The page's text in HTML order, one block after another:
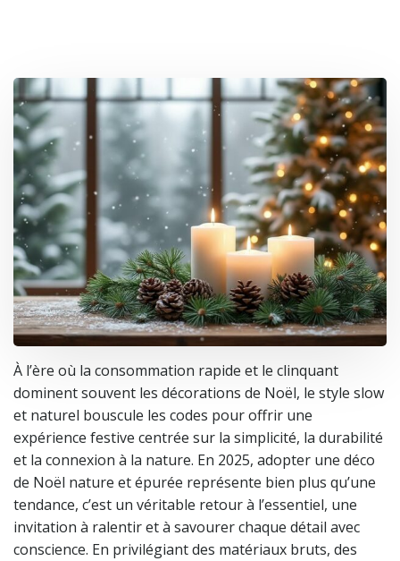
À l’ère où la consommation rapide et le clinquant
dominent souvent les décorations de Noël, le style slow
et naturel bouscule les codes pour offrir une
expérience festive centrée sur la simplicité, la durabilité
et la connexion à la nature. En 2025, adopter une déco
de Noël nature et épurée représente bien plus qu’une
tendance, c’est un véritable retour à l’essentiel, une
invitation à ralentir et à savourer chaque détail avec
conscience. En privilégiant des matériaux bruts, des